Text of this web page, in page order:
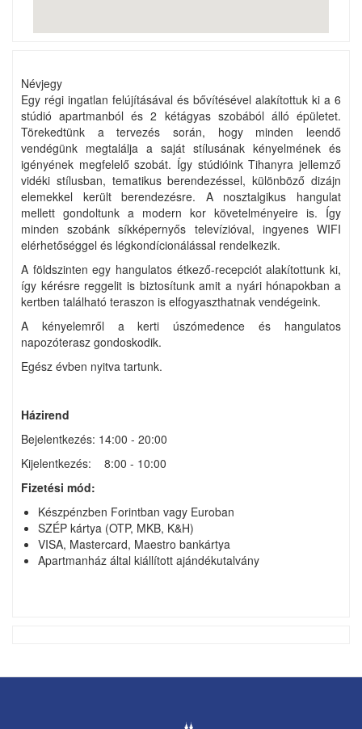
Névjegy
Egy régi ingatlan felújításával és bővítésével alakítottuk ki a 6
stúdió apartmanból és 2 kétágyas szobából álló épületet.
Törekedtünk a tervezés során, hogy minden leendő
vendégünk megtalálja a saját stílusának kényelmének és
igényének megfelelő szobát. Így stúdióink Tihanyra jellemző
vidéki stílusban, tematikus berendezéssel, különböző dizájn
elemekkel került berendezésre. A nosztalgikus hangulat
mellett gondoltunk a modern kor követelményeire is. Így
minden szobánk síkképernyős televízióval, ingyenes WIFI
elérhetőséggel és légkondícionálással rendelkezik.
A földszinten egy hangulatos étkező-recepciót alakítottunk ki,
így kérésre reggelit is biztosítunk amit a nyári hónapokban a
kertben található teraszon is elfogyaszthatnak vendégeink.
A kényelemről a kerti úszómedence és hangulatos
napozóterasz gondoskodik.
Egész évben nyitva tartunk.
Házirend
Bejelentkezés: 14:00 - 20:00
Kijelentkezés: 8:00 - 10:00
Fizetési mód:
Készpénzben Forintban vagy Euroban
SZÉP kártya (OTP, MKB, K&H)
VISA, Mastercard, Maestro bankártya
Apartmanház által kiállított ajándékutalvány